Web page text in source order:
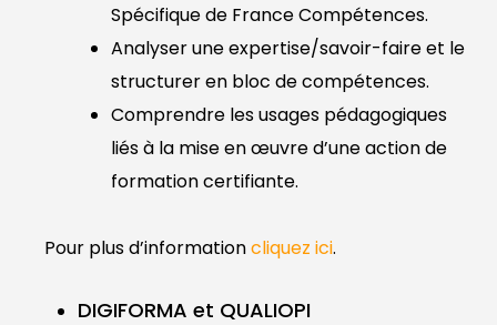
Spécifique de France Compétences.
Analyser une expertise/savoir-faire et le
structurer en bloc de compétences.
Comprendre les usages pédagogiques
liés à la mise en œuvre d’une action de
formation certifiante.
Pour plus d’informationcliquez ici.
DIGIFORMA et QUALIOPI